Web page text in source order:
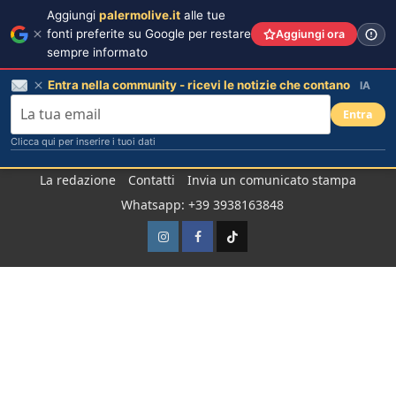
La redazione Contatti
Invia un comunicato stampa
Whatsapp: +39 3938163848
InstagramFacebook
TikTok
Aggiungi palermolive.it alle tue
fonti preferite su Google per restare
sempre informato
Aggiungi ora
Entra nella community - ricevi le notizie che contano IA
Entra
Clicca qui per inserire i tuoi dati